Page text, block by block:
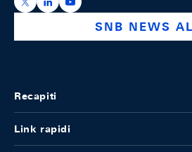
SNB NEWS
Recapiti
Link rapidi